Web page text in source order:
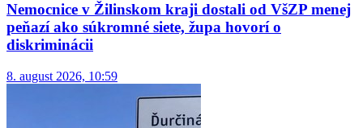
Nemocnice v Žilinskom kraji dostali od VšZP menej
peňazí ako súkromné siete, župa hovorí o
diskriminácii
8. august 2026, 10:59